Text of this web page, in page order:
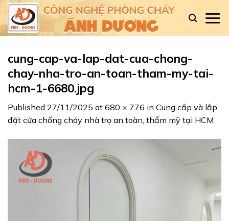
Skip
content
cung-cap-va-lap-dat-cua-chong-
chay-nha-tro-an-toan-tham-my-tai-
hcm-1-6680.jpg
Published 27/11/2025 at 680 × 776 in Cung cấp và lắp
đặt cửa chống cháy nhà trọ an toàn, thẩm mỹ tại HCM